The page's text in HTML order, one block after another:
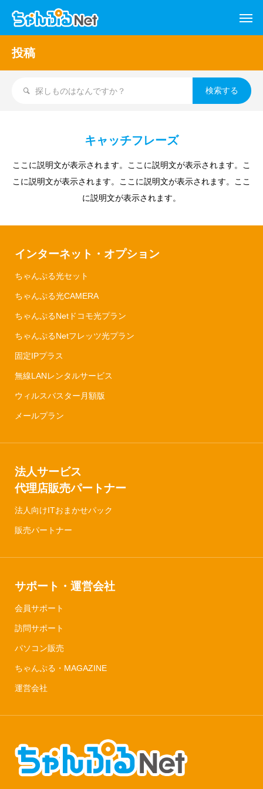
投稿
キャッチフレーズ
ここに説明文が表示されます。ここに説明文が表示されます。こ
こに説明文が表示されます。ここに説明文が表示されます。ここ
に説明文が表示されます。
インターネット・オプション
ちゃんぷる光セット
ちゃんぷる光CAMERA
ちゃんぷるNetドコモ光プラン
ちゃんぷるNetフレッツ光プラン
固定IPプラス
無線LANレンタルサービス
ウィルスバスター月額版
メールプラン
法人サービス
代理店販売パートナー
法人向けITおまかせパック
販売パートナー
サポート・運営会社
会員サポート
訪問サポート
パソコン販売
ちゃんぷる・MAGAZINE
運営会社